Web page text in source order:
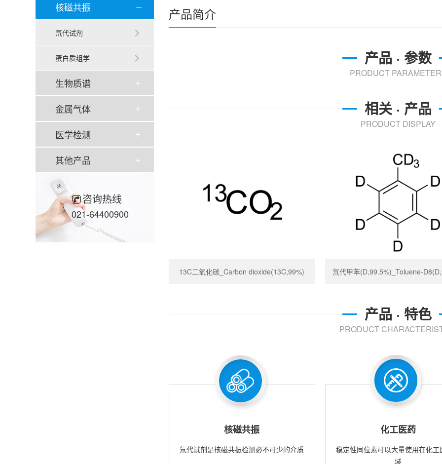
核磁共振
氘代试剂
蛋白质组学
生物质谱
金属气体
医学检测
其他产品
咨询热线
021-64400900
产品简介
产品 · 参数
PRODUCT
相关 · 产品
PRODUCT DISPLAY
13C二氧化碳_Carbon dioxide(13C,99%) 氘代甲苯(D,99.5%)_Toluene-
产品 · 特色
PRODUCT
核磁共振
氘代试剂是核磁共振检测必不可少的介质
化工医药
稳定性同位素可以大量使用在化工
域